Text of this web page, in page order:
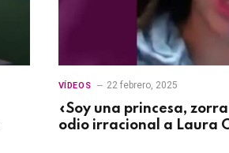
VÍDEOS 22 febrero, 2025
«Soy una princesa,
odio irracional a Laura